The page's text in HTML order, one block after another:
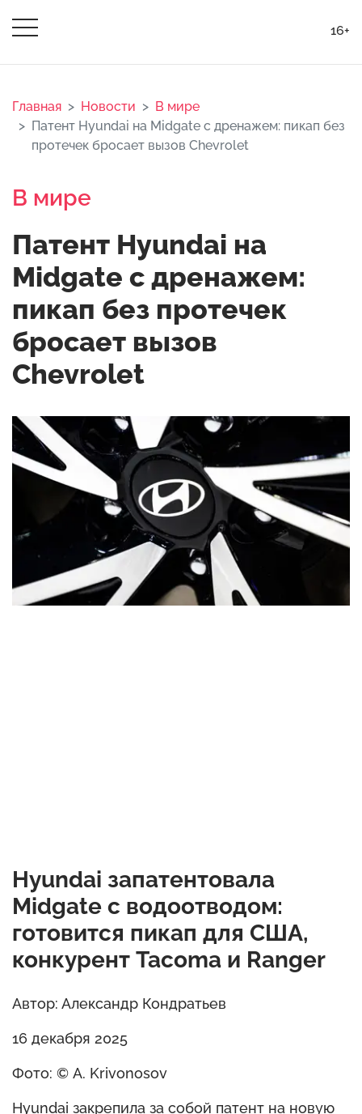
16+
Главная Новости
В мире
Патент Hyundai на Midgate с дренажем: пикап без
протечек бросает вызов Chevrolet
В мире
Патент Hyundai на
Midgate с дренажем:
пикап без протечек
бросает вызов
Chevrolet
Hyundai запатентовала
Midgate с водоотводом:
готовится пикап для США,
конкурент Tacoma и Ranger
Автор: Александр Кондратьев
16 декабря 2025
Фото: © A. Krivonosov
Hyundai закрепила за собой патент на новую